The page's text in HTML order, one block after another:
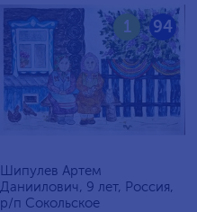
94
1
Шипулев Артем
Даниилович, 9 лет, Россия,
р/п Сокольское